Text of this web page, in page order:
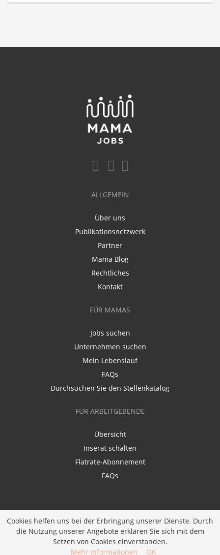
ALLGEMEIN
Über uns
Publikationsnetzwerk
Partner
Mama Blog
Rechtliches
Kontakt
FÜR MAMAS
Jobs suchen
Unternehmen suchen
Mein Lebenslauf
FAQs
Durchsuchen Sie den Stellenkatalog
FÜR ARBEITGEBENDE
Übersicht
Inserat schalten
Flatrate-Abonnement
FAQs
Ein Unternehmen derDiversity Job Group GmbH
JOBIQO
Cookies helfen uns bei der Erbringung unserer Dienste. Durch
die Nutzung unserer Angebote erklären Sie sich mit dem
Setzen von Cookies einverstanden.
Mehr Informationen
OK